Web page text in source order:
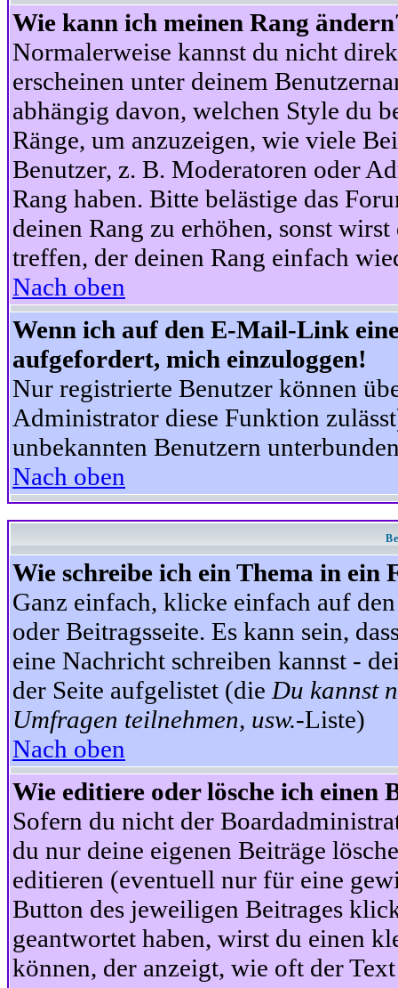
Wie kann ich meinen Rang
Normalerweise kannst du nicht
erscheinen unter deinem
abhängig davon, welchen Style du
Ränge, um anzuzeigen, wie viele
Benutzer, z. B. Moderatoren oder
Rang haben. Bitte belästige das
deinen Rang zu erhöhen, sonst
treffen, der deinen Rang einfach
Nach oben
Wenn ich auf den E-Mail-Link
aufgefordert, mich einzuloggen!
Nur registrierte Benutzer können
Administrator diese Funktion
unbekannten Benutzern
Nach oben
Wie schreibe ich ein Thema in ein
Ganz einfach, klicke einfach auf
oder Beitragsseite. Es kann sein,
eine Nachricht schreiben kannst -
der Seite aufgelistet (die Du kannst
Umfragen teilnehmen, usw.-Liste)
Nach oben
Wie editiere oder lösche ich einen
Sofern du nicht der
du nur deine eigenen Beiträge
editieren (eventuell nur für eine
Button des jeweiligen Beitrages
geantwortet haben, wirst du einen
können, der anzeigt, wie oft der